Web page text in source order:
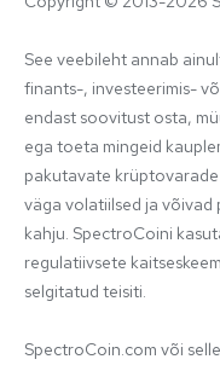
See veebileht annab
finants-, investeerimis-
endast soovitust osta,
ega toeta mingeid
pakutavate
väga volatiilsed ja võivad
kahju. SpectroCoini
regulatiivsete
selgitatud teisiti.
SpectroCoin.com või